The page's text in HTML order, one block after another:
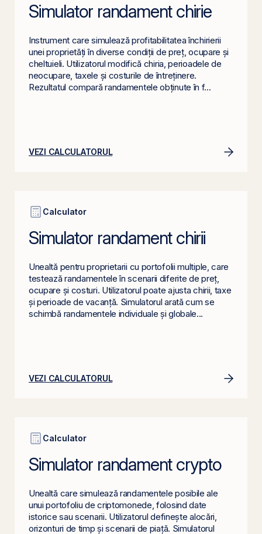
Simulator randament chirie
Instrument care simulează profitabilitatea închirierii
unei proprietăți în diverse condiții de preț, ocupare și
cheltuieli. Utilizatorul modifică chiria, perioadele de
neocupare, taxele și costurile de întreținere.
Rezultatul compară randamentele obținute în f...
VEZI CALCULATORUL
Calculator
Simulator randament chirii
Unealtă pentru proprietarii cu portofolii multiple, care
testează randamentele în scenarii diferite de preț,
ocupare și costuri. Utilizatorul poate ajusta chirii, taxe
și perioade de vacanță. Simulatorul arată cum se
schimbă randamentele individuale și globale...
VEZI CALCULATORUL
Calculator
Simulator randament crypto
Unealtă care simulează randamentele posibile ale
unui portofoliu de criptomonede, folosind date
istorice sau scenarii. Utilizatorul definește alocări,
orizonturi de timp și scenarii de piață. Simulatorul